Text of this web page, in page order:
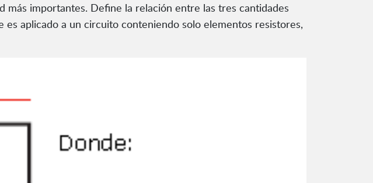
importantes. Define la relación entre las tres cantidades
aplicado a un circuito conteniendo solo elementos resistores,